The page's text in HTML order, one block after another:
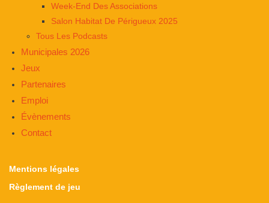
Week-End Des Associations
Salon Habitat De Périgueux 2025
Tous Les Podcasts
Municipales 2026
Jeux
Partenaires
Emploi
Évènements
Contact
Mentions légales
Règlement de jeu